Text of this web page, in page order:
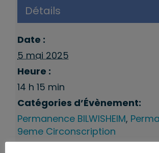
Détails
Date :
5 mai 2025
Heure :
14 h 15 min
Catégories d’Évènement:
Permanence BILWISHEIM,
9eme Circonscription